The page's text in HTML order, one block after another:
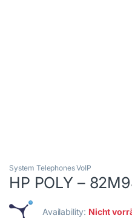
System Telephones VoIP
HP POLY –
Availability: Nicht